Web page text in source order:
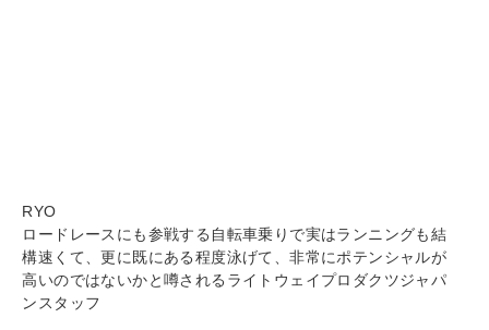
RYO
ロードレースにも参戦する自転車乗りで実はランニングも結
構速くて、更に既にある程度泳げて、非常にポテンシャルが
高いのではないかと噂されるライトウェイプロダクツジャパ
ンスタッフ